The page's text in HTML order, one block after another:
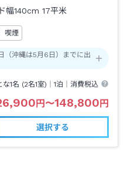
幅140cm 17平米
喫煙
沖縄は5月6日）までに出
な1名 (2名1室)｜1泊 ｜消費税込
円 〜148,800 円
選択する